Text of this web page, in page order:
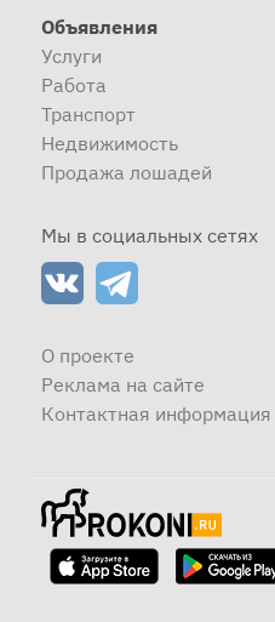
Объявления
Услуги
Работа
Транспорт
Недвижимость
Продажа лошадей
Мы в социальных сетях
О проекте
Реклама на сайте
Контактная информация